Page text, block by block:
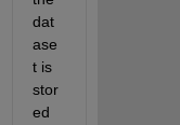
dat
ase
t is
stor
ed